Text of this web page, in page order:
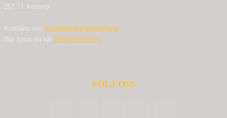
263 71 Jonstorp
Kontakta oss: bg.nilensjo[at]springlfa.se
Här hittar du vår Integritetspolicy
FÖLJ OSS